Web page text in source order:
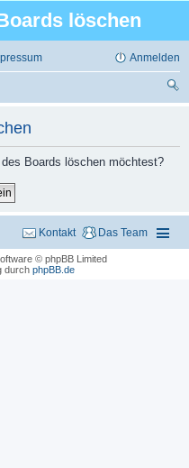
löschen
Anmelden
Boards löschen möchtest?
Das Team
Kontakt
© phpBB Limited
durch phpBB.de